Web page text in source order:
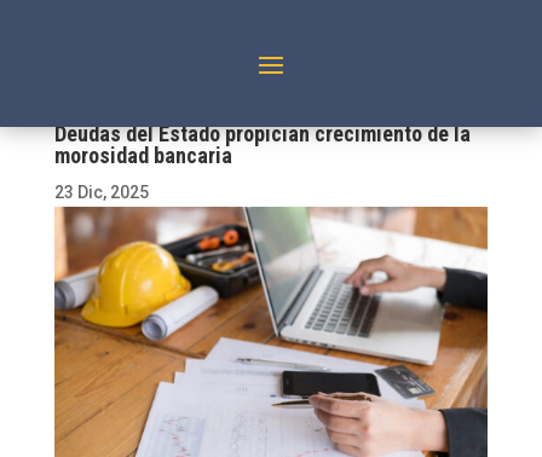
Deudas del Estado propician crecimiento de la
morosidad bancaria
23 Dic, 2025